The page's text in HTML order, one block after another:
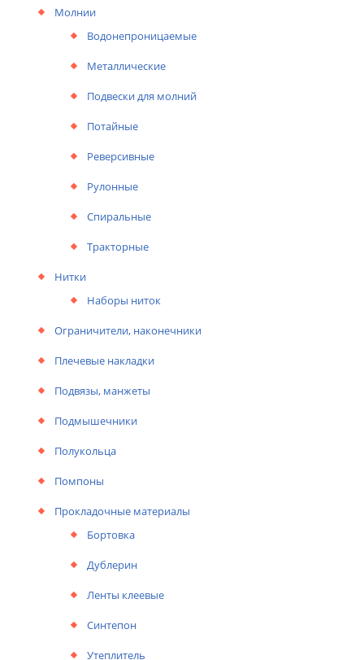
Молнии
Водонепроницаемые
Металлические
Подвески для молний
Потайные
Реверсивные
Рулонные
Спиральные
Тракторные
Нитки
Наборы ниток
Ограничители, наконечники
Плечевые накладки
Подвязы, манжеты
Подмышечники
Полукольца
Помпоны
Прокладочные материалы
Бортовка
Дублерин
Ленты клеевые
Синтепон
Утеплитель